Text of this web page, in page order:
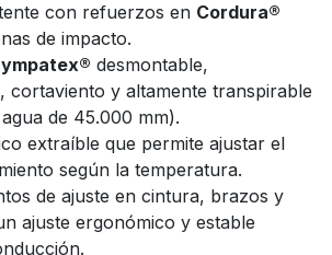
con refuerzos en Cordura®
de impacto.
desmontable,
cortaviento y altamente transpirable
de 45.000 mm).
extraíble que permite ajustar el
según la temperatura.
de ajuste en cintura, brazos y
ajuste ergonómico y estable